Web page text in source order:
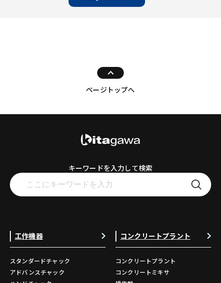
ページトップへ
キーワードを入力して検索
工作機器
スタンダードチャック
アドバンスチャック
コンクリートプラント
コンクリートプラント
コンクリートミキサ